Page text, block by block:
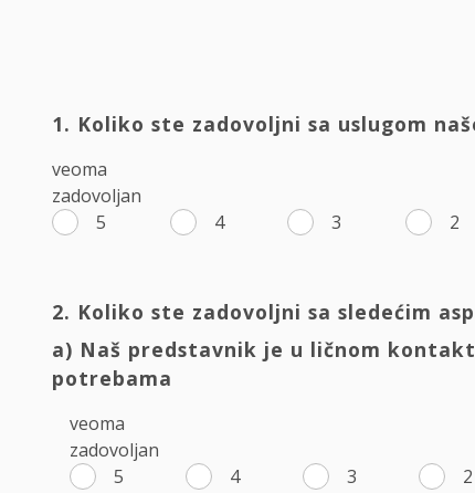
1. Koliko ste zadovoljni sa uslugom
veoma
zadovoljan
5
4 3 2
2. Koliko ste zadovoljni sa sledećim
a) Naš predstavnik je u ličnom
potrebama
veoma
zadovoljan
5
4 3 2